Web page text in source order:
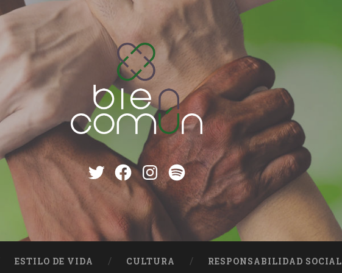
TwitterFacebook
instagram
Spotify
ESTILO DE VIDA CULTURA RESPONSABILIDAD SOCIAL